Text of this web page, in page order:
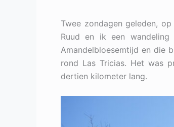
Twee zondagen geleden,
Ruud en ik een
Amandelbloesemtijd en die
rond Las Tricias. Het was
dertien kilometer lang.